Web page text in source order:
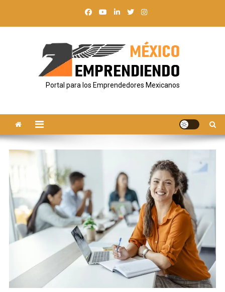
Portal para los Emprendedores Mexicanos